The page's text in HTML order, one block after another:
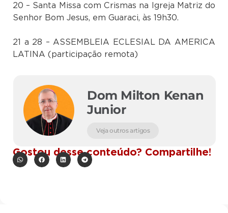
20 – Santa Missa com Crismas na Igreja Matriz do
Senhor Bom Jesus, em Guaraci, às 19h30.
21 a 28 – ASSEMBLEIA ECLESIAL DA AMERICA
LATINA (participação remota)
Dom Milton Kenan
Junior
Veja outros artigos
Gostou desse conteúdo? Compartilhe!